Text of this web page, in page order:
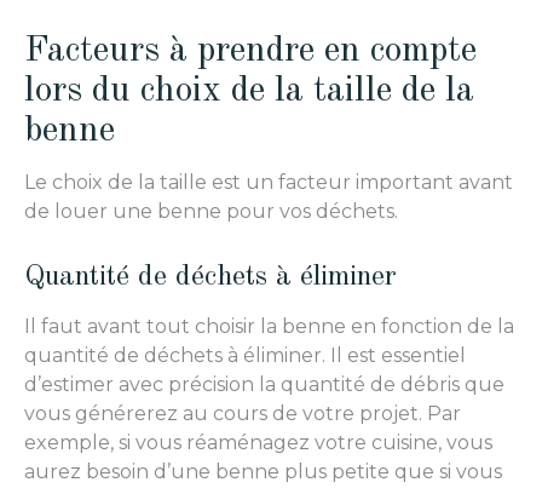
Facteurs à prendre en compte
lors du choix de la taille de la
benne
Le choix de la taille est un facteur important avant
de louer une benne pour vos déchets.
Quantité de déchets à éliminer
Il faut avant tout choisir la benne en fonction de la
quantité de déchets à éliminer. Il est essentiel
d’estimer avec précision la quantité de débris que
vous générerez au cours de votre projet. Par
exemple, si vous réaménagez votre cuisine, vous
aurez besoin d’une benne plus petite que si vous